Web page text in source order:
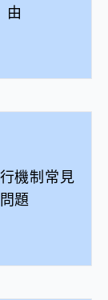
由
機制常見
問題